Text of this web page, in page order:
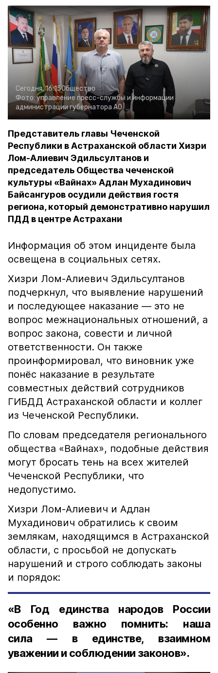
Сегодня, 16:15Общество
Фото: управление пресс-службы и информации
администрации губернатора АО
Представитель главы Чеченской
Республики в Астраханской области Хизри
Лом-Алиевич Эдильсултанов и
председатель Общества чеченской
культуры «Вайнах» Адлан Мухадинович
Байсангуров осудили действия гостя
региона, который демонстративно нарушил
ПДД в центре Астрахани
Информация об этом инциденте была
освещена в социальных сетях.
Хизри Лом-Алиевич Эдильсултанов
подчеркнул, что выявление нарушений
и последующее наказание — это не
вопрос межнациональных отношений, а
вопрос закона, совести и личной
ответственности. Он также
проинформировал, что виновник уже
понёс наказание в результате
совместных действий сотрудников
ГИБДД Астраханской области и коллег
из Чеченской Республики.
По словам председателя регионального
общества «Вайнах», подобные действия
могут бросать тень на всех жителей
Чеченской Республики, что
недопустимо.
Хизри Лом-Алиевич и Адлан
Мухадинович обратились к своим
землякам, находящимся в Астраханской
области, с просьбой не допускать
нарушений и строго соблюдать законы
и порядок:
«В Год единства народов России
особенно важно помнить: наша
сила — в единстве, взаимном
уважении и соблюдении законов».